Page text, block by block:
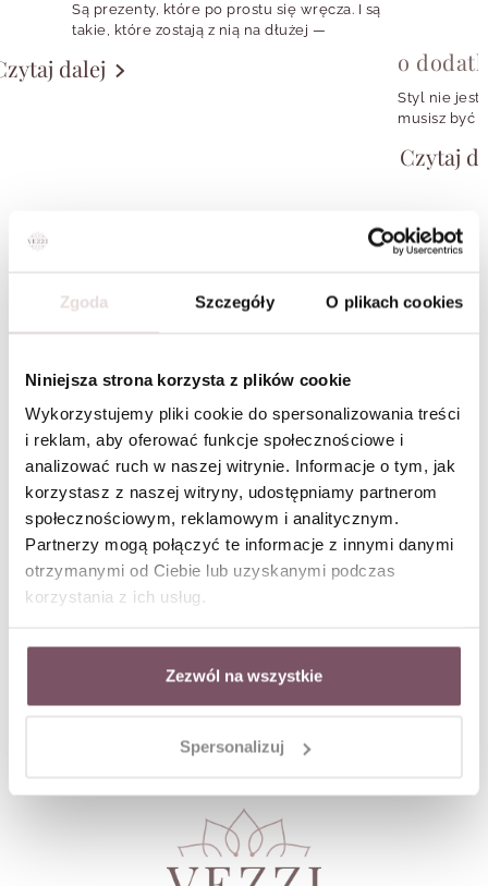
Zgoda Szczegóły O plikach cookies
Niniejsza strona korzysta z plików cookie
Wykorzystujemy pliki cookie do spersonalizowania treści
i reklam, aby oferować funkcje społecznościowe i
analizować ruch w naszej witrynie. Informacje o tym, jak
korzystasz z naszej witryny, udostępniamy partnerom
społecznościowym, reklamowym i analitycznym.
Partnerzy mogą połączyć te informacje z innymi danymi
otrzymanymi od Ciebie lub uzyskanymi podczas
korzystania z ich usług.
Zezwól na wszystkie
Spersonalizuj
Są prezenty, które po prostu się wręcza. I są
takie, które zostają z nią na dłużej —
w małym rytuale zakładania ulubionych
dalej
o
Styl nie jest
musisz być
chcesz
Dlatego
dziś
Czytaj
PIERWSZE ZAKUPY, informacje o nowościach i
bestsellerach, zniżki i rabaty na różne okazje, dostęp do
Chcę otrzymywać newsletter dotyczący nowości i
promocji w sklepie na podany przeze mnie adres e-mail.
Twoje dane będą przetwarzane zgodnie z nasząPolityką
prywatności.
promocji w sklepie na podany przeze mnienumer
. Twoje dane będą przetwarzane zgodnie z naszą